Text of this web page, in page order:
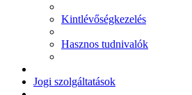
Kintlévőségkezelés
Hasznos tudnivalók
Jogi szolgáltatások